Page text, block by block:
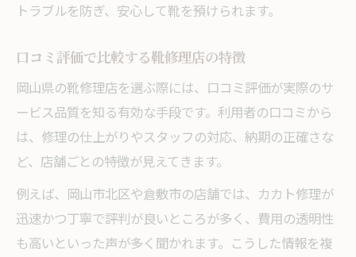
トラブルを防ぎ、安心して靴を預けられます。
口コミ評価で比較する靴修理店の特徴
岡山県の靴修理店を選ぶ際には、口コミ評価が実際のサ
ービス品質を知る有効な手段です。利用者の口コミから
は、修理の仕上がりやスタッフの対応、納期の正確さな
ど、店舗ごとの特徴が見えてきます。
例えば、岡山市北区や倉敷市の店舗では、カカト修理が
迅速かつ丁寧で評判が良いところが多く、費用の透明性
も高いといった声が多く聞かれます。こうした情報を複